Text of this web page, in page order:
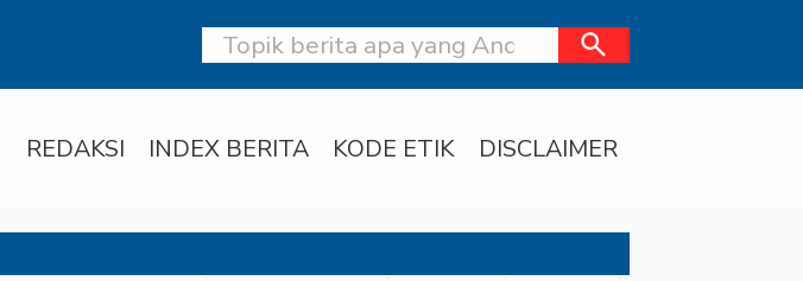
search
REDAKSI INDEX BERITA KODE ETIK DISCLAIMER